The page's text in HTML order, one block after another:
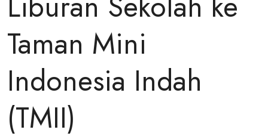
Taman Mini
Indonesia Indah
(TMII)